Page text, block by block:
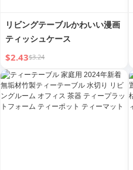
リビングテーブルかわいい漫画
ティッシュケース
$2.43$3.24